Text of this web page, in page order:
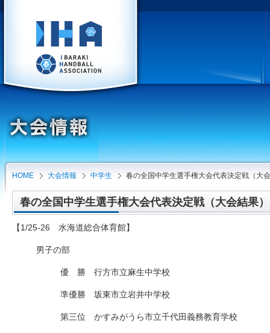
HOME 大会情報 中学生 春の全国中学生選手権大会代表決定戦（大
春の全国中学生選手権大会代表決定戦（大会結果
【1/25-26 水海道総合体育館】
男子の部
優 勝 行方市立麻生中学校
準優勝 坂東市立岩井中学校
第三位 かすみがうら市立千代田義務教育学校